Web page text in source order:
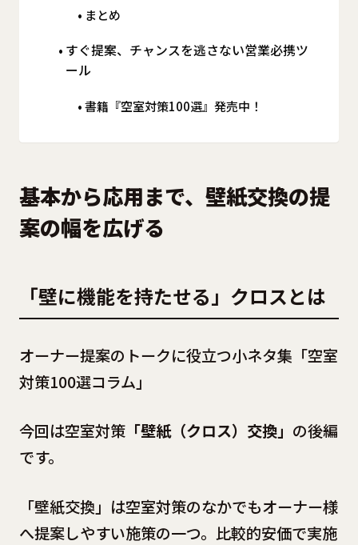
まとめ
すぐ提案、チャンスを逃さない営業必携ツ
ール
書籍『空室対策100選』発売中！
基本から応用まで、壁紙交換の提
案の幅を広げる
「壁に機能を持たせる」クロスとは
オーナー提案のトークに役立つ小ネタ集「空室
対策100選コラム」
今回は空室対策「壁紙（クロス）交換」 の後編
です。
「壁紙交換」は空室対策のなかでもオーナー様
へ提案しやすい施策の一つ。比較的安価で実施